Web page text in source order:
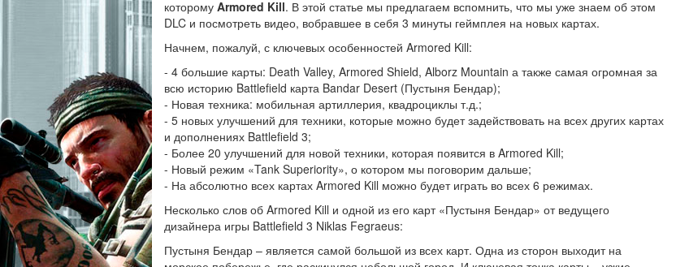
которому Armored Kill. В этой статье мы предлагаем вспомнить, что мы уже знаем об этом
DLC и посмотреть видео, вобравшее в себя 3 минуты геймплея на новых картах.
Начнем, пожалуй, с ключевых особенностей Armored Kill:
- 4 большие карты: Death Valley, Armored Shield, Alborz Mountain а также самая огромная за
всю историю Battlefield карта Bandar Desert (Пустыня Бендар);
- Новая техника: мобильная артиллерия, квадроциклы т.д.;
- 5 новых улучшений для техники, которые можно будет задействовать на всех других картах
и дополнениях Battlefield 3;
- Более 20 улучшений для новой техники, которая появится в Armored Kill;
- Новый режим «Tank Superiority», о котором мы поговорим дальше;
- На абсолютно всех картах Armored Kill можно будет играть во всех 6 режимах.
Несколько слов об Armored Kill и одной из его карт «Пустыня Бендар» от ведущего
дизайнера игры Battlefield 3 Niklas Fegraeus:
Пустыня Бендар – является самой большой из всех карт. Одна из сторон выходит на